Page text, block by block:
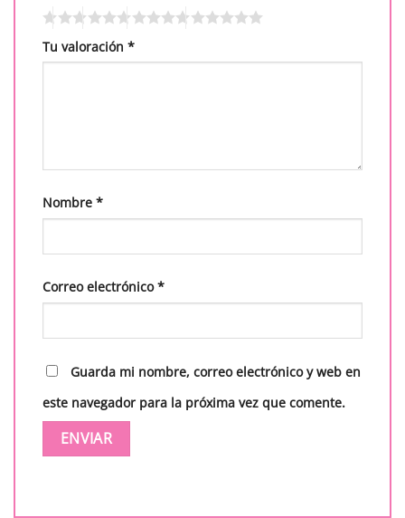
Tu valoración *
Nombre *
Correo electrónico*
Guarda mi nombre, correo electrónico y web en
este navegador para la próxima vez que comente.